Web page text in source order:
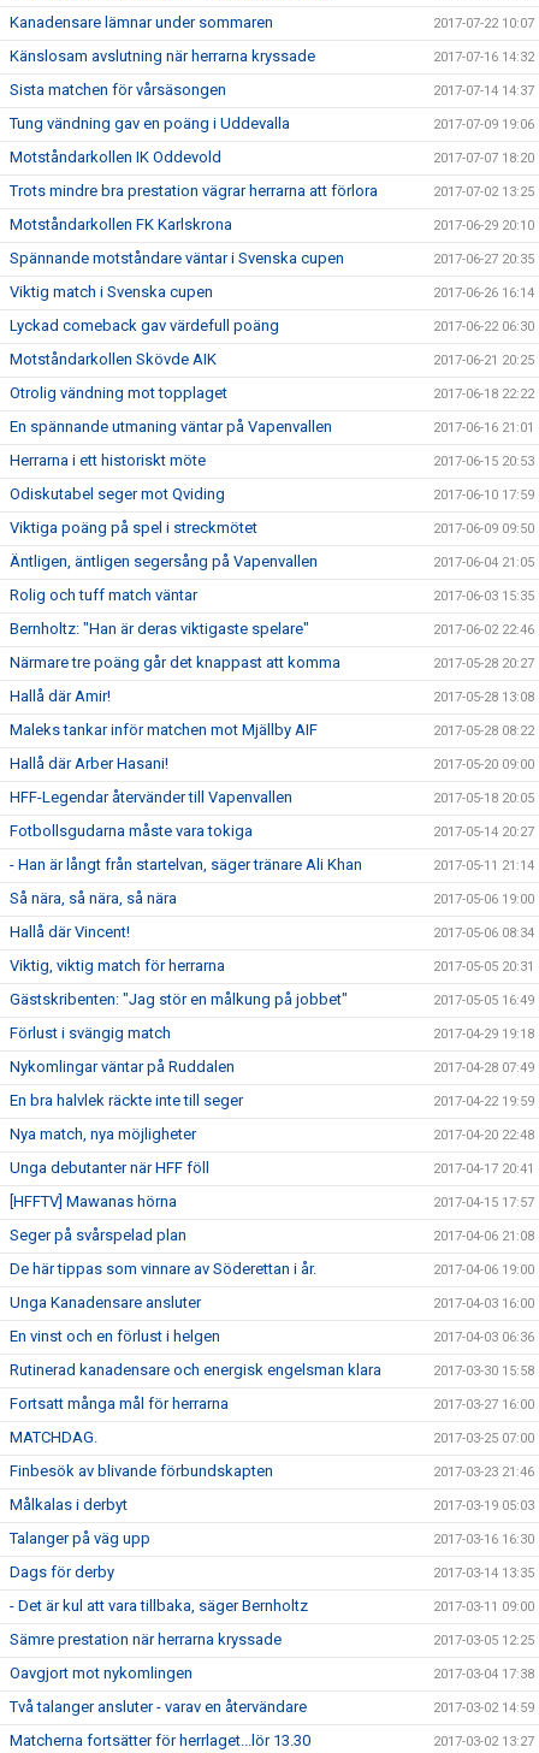
Kanadensare lämnar under sommaren 2017-07-22 10:07
Känslosam avslutning när herrarna kryssade 2017-07-16 14:32
Sista matchen för vårsäsongen 2017-07-14 14:37
Tung vändning gav en poäng i Uddevalla 2017-07-09 19:06
Motståndarkollen IK Oddevold 2017-07-07 18:20
Trots mindre bra prestation vägrar herrarna att förlora 2017-07-02 13:25
Motståndarkollen FK Karlskrona 2017-06-29 20:10
Spännande motståndare väntar i Svenska cupen 2017-06-27 20:35
Viktig match i Svenska cupen 2017-06-26 16:14
Lyckad comeback gav värdefull poäng 2017-06-22 06:30
Motståndarkollen Skövde AIK 2017-06-21 20:25
Otrolig vändning mot topplaget 2017-06-18 22:22
En spännande utmaning väntar på Vapenvallen 2017-06-16 21:01
Herrarna i ett historiskt möte 2017-06-15 20:53
Odiskutabel seger mot Qviding 2017-06-10 17:59
Viktiga poäng på spel i streckmötet 2017-06-09 09:50
Äntligen, äntligen segersång på Vapenvallen 2017-06-04 21:05
Rolig och tuff match väntar 2017-06-03 15:35
Bernholtz: "Han är deras viktigaste spelare" 2017-06-02 22:46
Närmare tre poäng går det knappast att komma 2017-05-28 20:27
Hallå där Amir! 2017-05-28 13:08
Maleks tankar inför matchen mot Mjällby AIF 2017-05-28 08:22
Hallå där Arber Hasani! 2017-05-20 09:00
HFF-Legendar återvänder till Vapenvallen 2017-05-18 20:05
Fotbollsgudarna måste vara tokiga 2017-05-14 20:27
- Han är långt från startelvan, säger tränare Ali Khan 2017-05-11 21:14
Så nära, så nära, så nära 2017-05-06 19:00
Hallå där Vincent! 2017-05-06 08:34
Viktig, viktig match för herrarna 2017-05-05 20:31
Gästskribenten: "Jag stör en målkung på jobbet" 2017-05-05 16:49
Förlust i svängig match 2017-04-29 19:18
Nykomlingar väntar på Ruddalen 2017-04-28 07:49
En bra halvlek räckte inte till seger 2017-04-22 19:59
Nya match, nya möjligheter 2017-04-20 22:48
Unga debutanter när HFF föll 2017-04-17 20:41
[HFFTV] Mawanas hörna 2017-04-15 17:57
Seger på svårspelad plan 2017-04-06 21:08
De här tippas som vinnare av Söderettan i år. 2017-04-06 19:00
Unga Kanadensare ansluter 2017-04-03 16:00
En vinst och en förlust i helgen 2017-04-03 06:36
Rutinerad kanadensare och energisk engelsman klara 2017-03-30 15:58
Fortsatt många mål för herrarna 2017-03-27 16:00
MATCHDAG. 2017-03-25 07:00
Finbesök av blivande förbundskapten 2017-03-23 21:46
Målkalas i derbyt 2017-03-19 05:03
Talanger på väg upp 2017-03-16 16:30
Dags för derby 2017-03-14 13:35
- Det är kul att vara tillbaka, säger Bernholtz 2017-03-11 09:00
Sämre prestation när herrarna kryssade 2017-03-05 12:25
Oavgjort mot nykomlingen 2017-03-04 17:38
Två talanger ansluter - varav en återvändare 2017-03-02 14:59
Matcherna fortsätter för herrlaget...lör 13.30 2017-03-02 13:27